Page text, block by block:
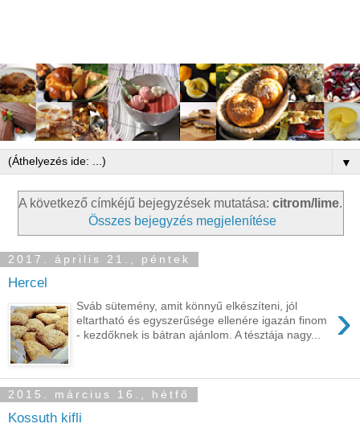
▼
A következő címkéjű bejegyzések mutatása: citrom/lime.
Összes bejegyzés megjelenítése
2017. április 21., péntek
Hercel
›
Sváb sütemény, amit könnyű elkészíteni, jól
eltartható és egyszerűsége ellenére igazán finom
- kezdőknek is bátran ajánlom. A tésztája nagy...
2015. március 16., hétfő
Kossuth kifli